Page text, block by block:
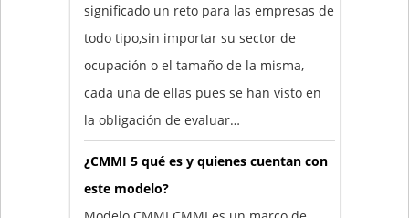
significado un reto para las empresas de
todo tipo,sin importar su sector de
ocupación o el tamaño de la misma,
cada una de ellas pues se han visto en
la obligación de evaluar…
¿CMMI 5 qué es y quienes cuentan con
este modelo?